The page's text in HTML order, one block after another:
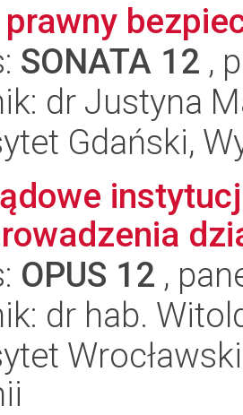
SONATA 12 ,
dr Justyna
Gdański,
OPUS 12 ,
dr hab.